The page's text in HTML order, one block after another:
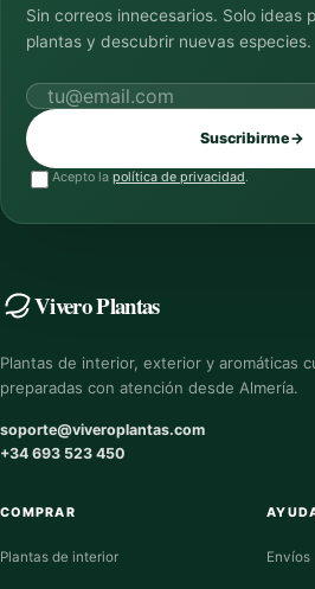
Sin correos innecesarios. Solo ideas
plantas y descubrir nuevas especies.
Correo electrónico
Suscribirme→
Acepto la política de privacidad.
Vivero Plantas
Plantas de interior, exterior y aromáticas
preparadas con atención desde Almería.
soporte@viveroplantas.com
+34 693 523 450
COMPRAR
Plantas de interior Envíos